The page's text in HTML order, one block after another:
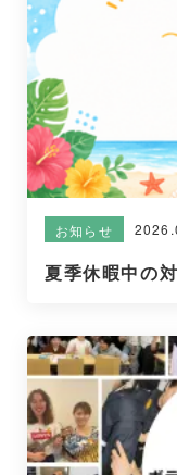
お知らせ
夏季休暇中の